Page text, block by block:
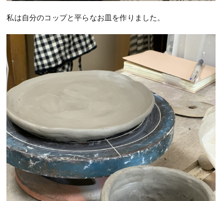
私は自分のコップと平らなお皿を作りました。